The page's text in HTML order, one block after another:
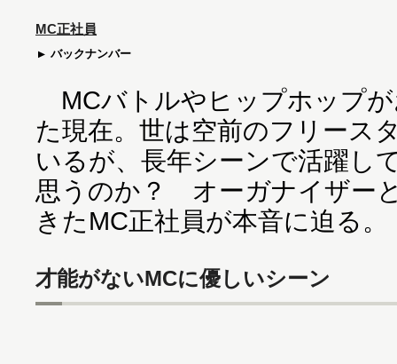
MC正社員
バックナンバー
MCバトルやヒップホップ
た現在。世は空前のフリース
いるが、長年シーンで活躍し
思うのか？ オーガナイザー
きたMC正社員が本音に迫る。
才能がないMCに優しいシーン